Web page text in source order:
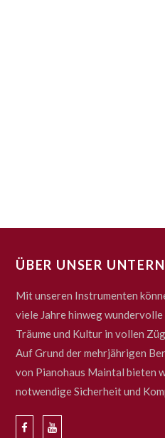
ÜBER UNSER
Mit unseren Instrumenten
viele Jahre hinweg wundervolle
Träume und Kultur in vollen
Auf Grund der mehrjährigen
von Pianohaus Maintal bieten
notwendige Sicherheit und